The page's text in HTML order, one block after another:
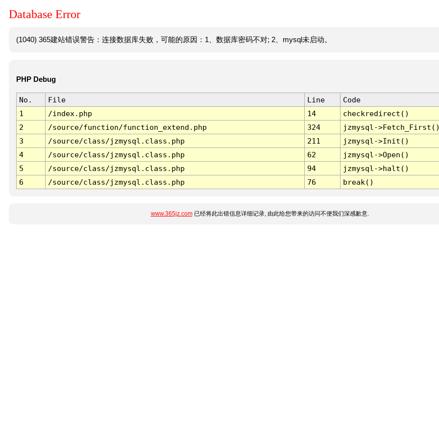
Database Error
(1040) 365建站错误警告：连接数据库失败，可能的原因：1、数据库密码不对; 2、mysql未启动。
PHP Debug
No. File Line
Code
1
/index.php 14
checkredirect()
2
/source/function/function_extend.php 324
jzmysql-
3
/source/class/jzmysql.class.php 211
jzmysql->Init()
4
/source/class/jzmysql.class.php 62
jzmysql->Open()
5
/source/class/jzmysql.class.php 94
jzmysql->halt()
6
/source/class/jzmysql.class.php 76 break()
www.365jz.com已经将此出错信息详细记录, 由此给您带来的访问不便我们深感歉意.